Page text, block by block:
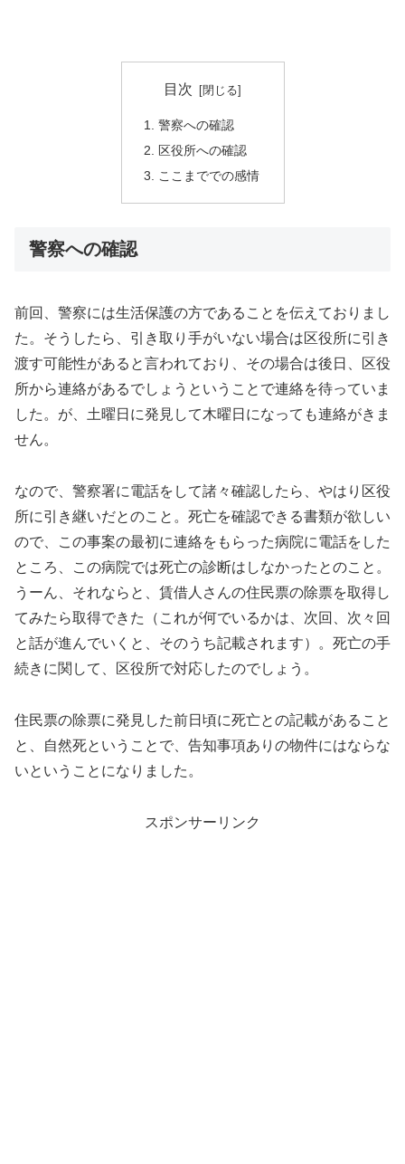
目次
警察への確認
区役所への確認
ここまででの感情
警察への確認
前回、警察には生活保護の方であることを伝えておりまし
た。そうしたら、引き取り手がいない場合は区役所に引き
渡す可能性があると言われており、その場合は後日、区役
所から連絡があるでしょうということで連絡を待っていま
した。が、土曜日に発見して木曜日になっても連絡がきま
せん。
なので、警察署に電話をして諸々確認したら、やはり区役
所に引き継いだとのこと。死亡を確認できる書類が欲しい
ので、この事案の最初に連絡をもらった病院に電話をした
ところ、この病院では死亡の診断はしなかったとのこと。
うーん、それならと、賃借人さんの住民票の除票を取得し
てみたら取得できた（これが何でいるかは、次回、次々回
と話が進んでいくと、そのうち記載されます）。死亡の手
続きに関して、区役所で対応したのでしょう。
住民票の除票に発見した前日頃に死亡との記載があること
と、自然死ということで、告知事項ありの物件にはならな
いということになりました。
スポンサーリンク